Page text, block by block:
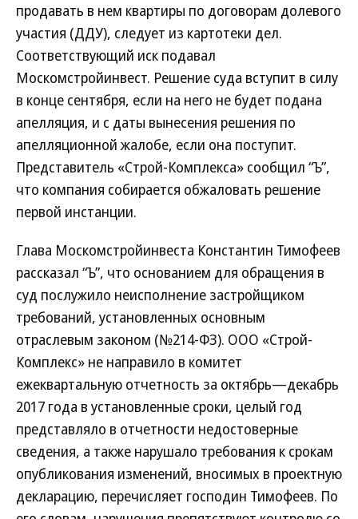
продавать в нем квартиры по договорам долевого
участия (ДДУ), следует из картотеки дел.
Соответствующий иск подавал
Москомстройинвест. Решение суда вступит в силу
в конце сентября, если на него не будет подана
апелляция, и с даты вынесения решения по
апелляционной жалобе, если она поступит.
Представитель «Строй-Комплекса» сообщил “Ъ”,
что компания собирается обжаловать решение
первой инстанции.
Глава Москомстройинвеста Константин Тимофеев
рассказал “Ъ”, что основанием для обращения в
суд послужило неисполнение застройщиком
требований, установленных основным
отраслевым законом (№214-ФЗ). ООО «Строй-
Комплекс» не направило в комитет
ежеквартальную отчетность за октябрь—декабрь
2017 года в установленные сроки, целый год
представляло в отчетности недостоверные
сведения, а также нарушало требования к срокам
опубликования изменений, вносимых в проектную
декларацию, перечисляет господин Тимофеев. По